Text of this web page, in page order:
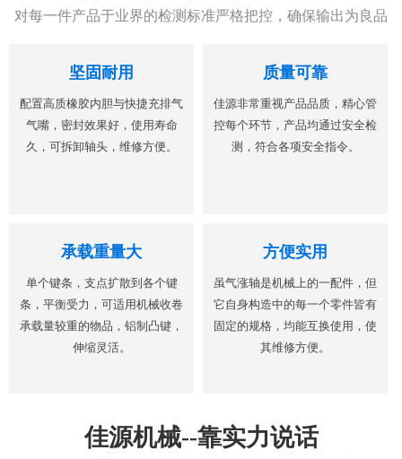
对每一件产品于业界的检测标准严格把控，确保输出为良品
坚固耐用
配置高质橡胶内胆与快捷充排气
气嘴，密封效果好，使用寿命
久，可拆卸轴头，维修方便。
质量可靠
佳源非常重视产品品质，精心管
控每个环节，产品均通过安全检
测，符合各项安全指令。
承载重量大
单个键条，支点扩散到各个键
条，平衡受力，可适用机械收卷
承载量较重的物品，铝制凸键，
伸缩灵活。
方便实用
虽气涨轴是机械上的一配件，但
它自身构造中的每一个零件皆有
固定的规格，均能互换使用，使
其维修方便。
佳源机械--靠实力说话